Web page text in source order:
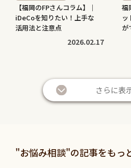
【福岡のFPさんコラム】｜
iDeCoを知りたい！上手な
活用法と注意点
2026.02.17
福
ッ
が
投資信託と株の違いは？仕
組みやリスク、利益などを
き
を
べ
さらに表
"お悩み相談"の記事をもっ